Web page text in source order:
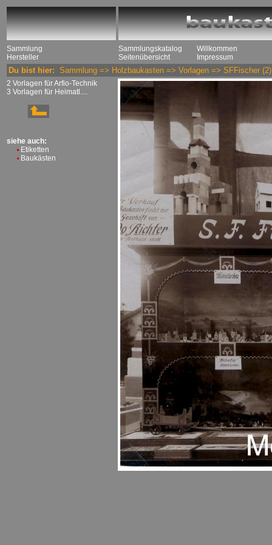
Sammlung
Hersteller
Sammlungskatalog
Seitenübersicht
Willkommen
Impressum
Du bist hier: Sammlung => Holzbaukasten => Vorlagen => SFFischer (2)
2 Vorlagen für Arfio-Technik
3 Vorlagen für Heimatl....
siehe auch:
Etiketten
Baukästen